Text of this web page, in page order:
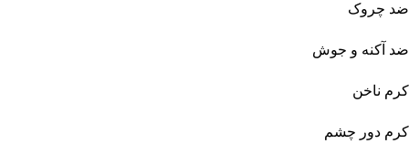
ضد چروک
ضد آکنه و جوش
کرم ناخن
کرم دور چشم